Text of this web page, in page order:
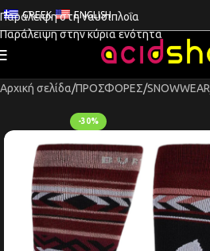
Παράλειψη στη ναυσιπλοΐα
Παράλειψη στην κύρια ενότητα
GREEK ENGLISH
Αρχική σελίδα ΠΡΟΣΦΟΡΕΣ SNOWWEAR
-30%